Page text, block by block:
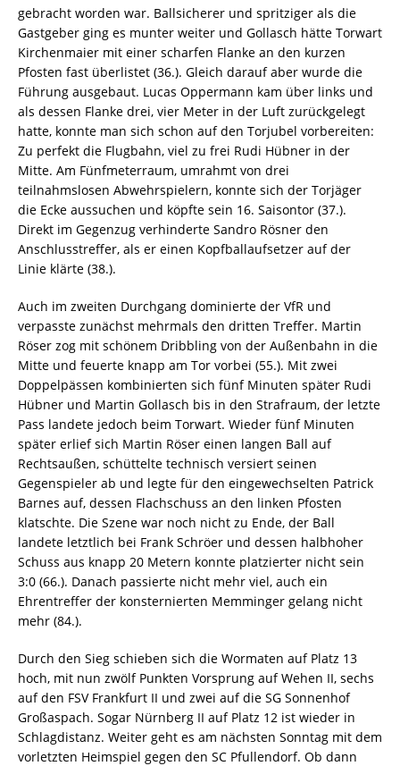
gebracht worden war. Ballsicherer und spritziger als die
Gastgeber ging es munter weiter und Gollasch hätte Torwart
Kirchenmaier mit einer scharfen Flanke an den kurzen
Pfosten fast überlistet (36.). Gleich darauf aber wurde die
Führung ausgebaut. Lucas Oppermann kam über links und
als dessen Flanke drei, vier Meter in der Luft zurückgelegt
hatte, konnte man sich schon auf den Torjubel vorbereiten:
Zu perfekt die Flugbahn, viel zu frei Rudi Hübner in der
Mitte. Am Fünfmeterraum, umrahmt von drei
teilnahmslosen Abwehrspielern, konnte sich der Torjäger
die Ecke aussuchen und köpfte sein 16. Saisontor (37.).
Direkt im Gegenzug verhinderte Sandro Rösner den
Anschlusstreffer, als er einen Kopfballaufsetzer auf der
Linie klärte (38.).
Auch im zweiten Durchgang dominierte der VfR und
verpasste zunächst mehrmals den dritten Treffer. Martin
Röser zog mit schönem Dribbling von der Außenbahn in die
Mitte und feuerte knapp am Tor vorbei (55.). Mit zwei
Doppelpässen kombinierten sich fünf Minuten später Rudi
Hübner und Martin Gollasch bis in den Strafraum, der letzte
Pass landete jedoch beim Torwart. Wieder fünf Minuten
später erlief sich Martin Röser einen langen Ball auf
Rechtsaußen, schüttelte technisch versiert seinen
Gegenspieler ab und legte für den eingewechselten Patrick
Barnes auf, dessen Flachschuss an den linken Pfosten
klatschte. Die Szene war noch nicht zu Ende, der Ball
landete letztlich bei Frank Schröer und dessen halbhoher
Schuss aus knapp 20 Metern konnte platzierter nicht sein 
3:0 (66.). Danach passierte nicht mehr viel, auch ein
Ehrentreffer der konsternierten Memminger gelang nicht
mehr (84.).
Durch den Sieg schieben sich die Wormaten auf Platz 13
hoch, mit nun zwölf Punkten Vorsprung auf Wehen II, sechs
auf den FSV Frankfurt II und zwei auf die SG Sonnenhof
Großaspach. Sogar Nürnberg II auf Platz 12 ist wieder in
Schlagdistanz. Weiter geht es am nächsten Sonntag mit dem
vorletzten Heimspiel gegen den SC Pfullendorf. Ob dann